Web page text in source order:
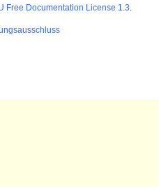
Free Documentation License 1.3